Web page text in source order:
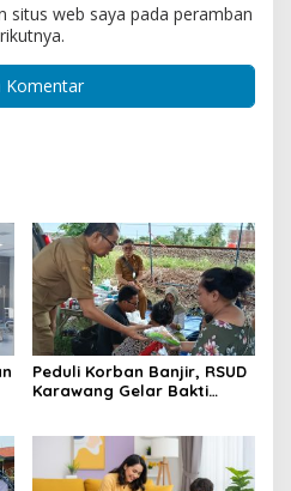
situs web saya pada peramban
Peduli Korban Banjir, RSUD
Karawang Gelar Bakti